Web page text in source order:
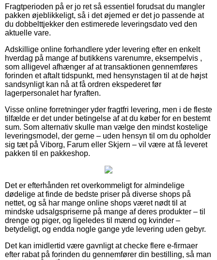
Fragtperioden på er jo ret så essentiel forudsat du mangler
pakken øjeblikkeligt, så i det øjemed er det jo passende at
du dobbelttjekker den estimerede leveringsdato ved den
aktuelle vare.
Adskillige online forhandlere yder levering efter en enkelt
hverdag på mange af butikkens varenumre, eksempelvis ,
som alligevel afhænger af at transaktionen gennemføres
forinden et aftalt tidspunkt, med hensynstagen til at de højst
sandsynligt kan nå at få ordren ekspederet før
lagerpersonalet har fyraften.
Visse online forretninger yder fragtfri levering, men i de fleste
tilfælde er det under betingelse af at du køber for en bestemt
sum. Som alternativ skulle man vælge den mindst kostelige
leveringsmodel, der gerne – uden hensyn til om du opholder
sig tæt på Viborg, Farum eller Skjern – vil være at få leveret
pakken til en pakkeshop.
Det er efterhånden ret overkommeligt for almindelige
dødelige at finde de bedste priser på diverse shops på
nettet, og så har mange online shops været nødt til at
mindske udsalgspriserne på mange af deres produkter – til
drenge og piger, og ligeledes til mænd og kvinder –
betydeligt, og endda nogle gange yde levering uden gebyr.
Det kan imidlertid være gavnligt at checke flere e-firmaer
efter rabat på forinden du gennemfører din bestilling, så man